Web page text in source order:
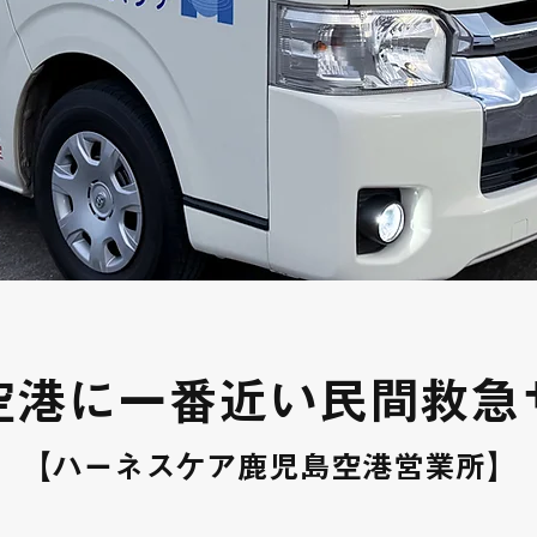
港に一番近い民間救急
【ハーネスケア鹿児島空港営業所】